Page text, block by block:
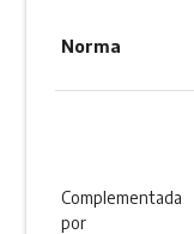
Norma
Complementada
por